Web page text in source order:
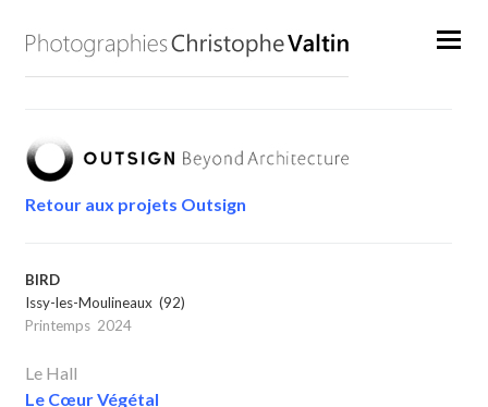
Retour aux projets Outsign
BIRD
Issy-les-Moulineaux (92)
Printemps 2024
Le Hall
Le Cœur Végétal